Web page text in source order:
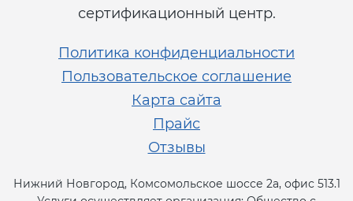
сертификационный центр.
Политика конфиденциальности
Пользовательское соглашение
Карта сайта
Прайс
Отзывы
Нижний Новгород, Комсомольское шоссе 2а, офис 513.1